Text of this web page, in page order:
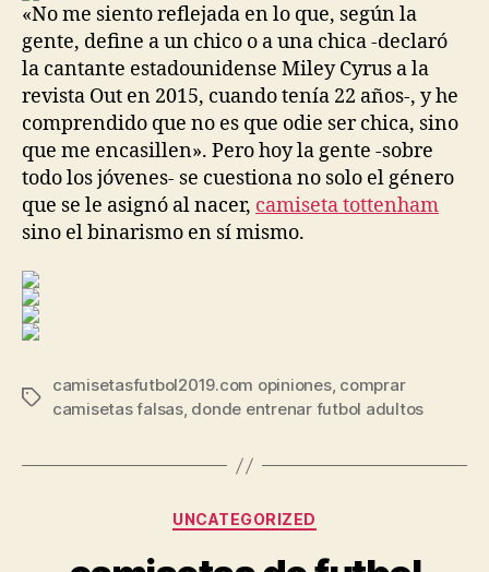
«No me siento reflejada en lo que, según la
gente, define a un chico o a una chica -declaró
la cantante estadounidense Miley Cyrus a la
revista Out en 2015, cuando tenía 22 años-, y he
comprendido que no es que odie ser chica, sino
que me encasillen». Pero hoy la gente -sobre
todo los jóvenes- se cuestiona no solo el género
que se le asignó al nacer, camiseta tottenham
sino el binarismo en sí mismo.
Etiquetas
camisetasfutbol2019.com opiniones, comprar
camisetas falsas, donde entrenar futbol adultos
Categorías
UNCATEGORIZED